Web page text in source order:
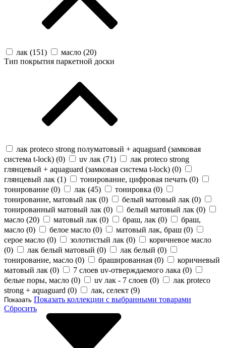
лак (151) масло (20)
Тип покрытия паркетной доски
лак proteco strong полуматовый + aquaguard (замковая
система t-lock) (0) uv лак (71)
лак proteco strong
глянцевый + aquaguard (замковая система t-lock) (0)
глянцевый лак (1) тонирование, цифровая печать (0)
тонирование (0) лак (45) тонировка (0)
тонирование, матовый лак (0) белый матовый лак (0)
тонированный матовый лак (0) белый матовый лак (0)
масло (20) матовый лак (0) браш, лак (0)
браш,
масло (0) белое масло (0) матовый лак, браш (0)
серое масло (0) золотистый лак (0)
коричневое масло
(0) лак белый матовый (0) лак белый (0)
тонирование, масло (0) брашированная (0)
коричневый
матовый лак (0) 7 слоев uv-отверждаемого лака (0)
белые поры, масло (0) uv лак - 7 слоев (0)
лак proteco
strong + aquaguard (0) лак, селект (9)
Показать Показать коллекции с выбранными товарами
Сбросить